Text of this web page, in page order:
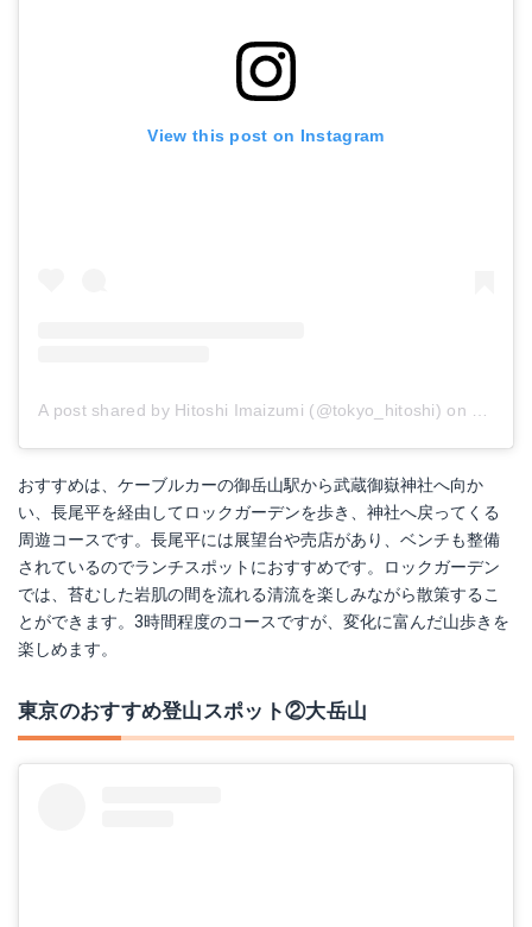
View this post on Instagram
A post shared by Hitoshi Imaizumi (@tokyo_hitoshi) on
おすすめは、ケーブルカーの御岳山駅から武蔵御嶽神社へ向か
い、長尾平を経由してロックガーデンを歩き、神社へ戻ってくる
周遊コースです。長尾平には展望台や売店があり、ベンチも整備
されているのでランチスポットにおすすめです。ロックガーデン
では、苔むした岩肌の間を流れる清流を楽しみながら散策するこ
とができます。3時間程度のコースですが、変化に富んだ山歩きを
楽しめます。
東京のおすすめ登山スポット②大岳山